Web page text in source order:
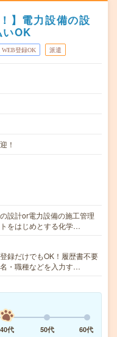
】電力設備の設
OK
WEB登録OK 派遣
！
設計or電力設備の施工管理
をはじめとする化学…
録だけでもOK！履歴書不要
・職種などを入力す…
40代 50代 60代